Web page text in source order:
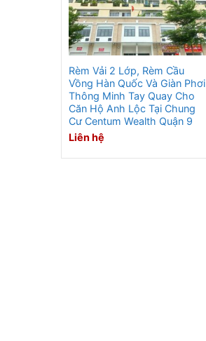
Rèm Vải 2 Lớp, Rèm Cầu
Vồng Hàn Quốc Và Giàn Phơi
Thông Minh Tay Quay Cho
Căn Hộ Anh Lộc Tại Chung
Cư Centum Wealth Quận 9
Liên hệ